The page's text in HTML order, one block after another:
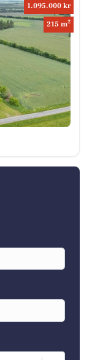
1.095.000 kr
215 m2